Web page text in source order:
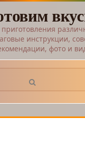
инструкции,
фото и